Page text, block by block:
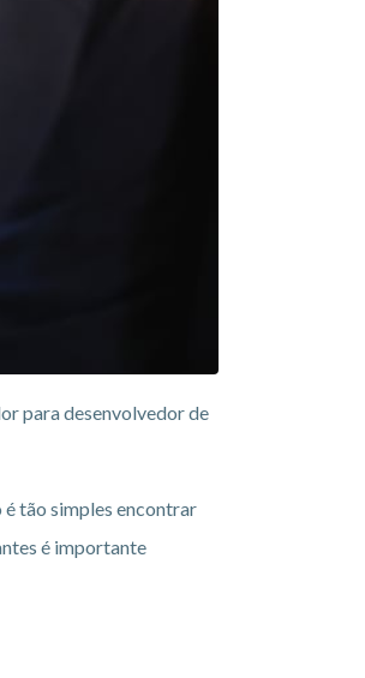
para desenvolvedor de
é tão simples encontrar
é importante